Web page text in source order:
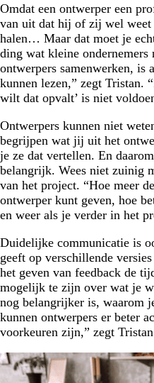
Omdat een ontwerper een
van uit dat hij of zij wel
halen… Maar dat moet je
ding wat kleine ondernemers
ontwerpers samenwerken, is
kunnen lezen,” zegt Tristan.
wilt dat opvalt’ is niet
Ontwerpers kunnen niet
begrijpen wat jij uit het
je ze dat vertellen. En
belangrijk. Wees niet zuinig
van het project. “Hoe meer
ontwerper kunt geven, hoe
en weer als je verder in het
Duidelijke communicatie is
geeft op verschillende
het geven van feedback de
mogelijk te zijn over wat je
nog belangrijker is, waarom
kunnen ontwerpers er beter
voorkeuren zijn,” zegt